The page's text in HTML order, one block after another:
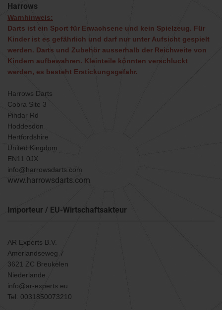
Harrows
Warnhinweis:
Darts ist ein Sport für Erwachsene und kein Spielzeug. Für
Kinder ist es gefährlich und darf nur unter Aufsicht gespielt
werden. Darts und Zubehör ausserhalb der Reichweite von
Kindern aufbewahren. Kleinteile könnten verschluckt
werden, es besteht Erstickungsgefahr.
Harrows Darts
Cobra Site 3
Pindar Rd
Hoddesdon
Hertfordshire
United Kingdom
EN11 0JX
info@harrowsdarts.com
www.harrowsdarts.com
Importeur / EU-Wirtschaftsakteur
AR Experts B.V.
Amerlandseweg 7
3621 ZC Breukelen
Niederlande
info@ar-experts.eu
Tel: 0031850073210